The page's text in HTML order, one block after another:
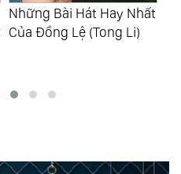
Những Bài Hát Hay Nhất
Của Đồng Lệ (Tong Li)